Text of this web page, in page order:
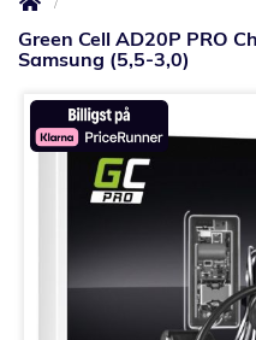
Green Cell AD20P PRO
Samsung (5,5-3,0)
Gå
slutningen
billedgalleriet